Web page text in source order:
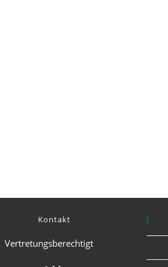
Kontakt
Vertretungsberechtigt